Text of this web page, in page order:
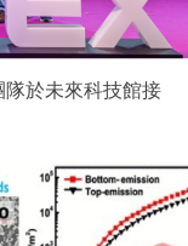
於未來科技館接